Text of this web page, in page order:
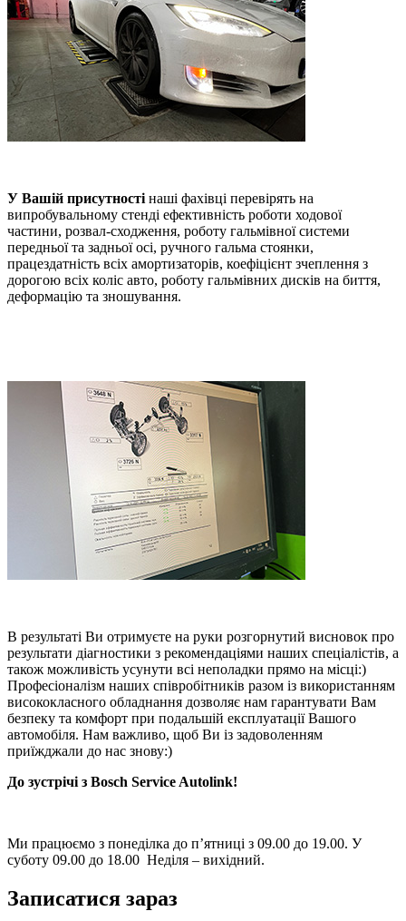
У Вашій присутності наші фахівці перевірять на
випробувальному стенді ефективність роботи ходової
частини, розвал-сходження, роботу гальмівної системи
передньої та задньої осі, ручного гальма стоянки,
працездатність всіх амортизаторів, коефіцієнт зчеплення з
дорогою всіх коліс авто, роботу гальмівних дисків на биття,
деформацію та зношування.
В результаті Ви отримуєте на руки розгорнутий висновок про
результати діагностики з рекомендаціями наших спеціалістів, а
також можливість усунути всі неполадки прямо на місці:)
Професіоналізм наших співробітників разом із використанням
висококласного обладнання дозволяє нам гарантувати Вам
безпеку та комфорт при подальшій експлуатації Вашого
автомобіля. Нам важливо, щоб Ви із задоволенням
приїжджали до нас знову:)
До зустрічі з Bosch Service Autolink!
Ми працюємо з понеділка до п’ятниці з 09.00 до 19.00. У
суботу 09.00 до 18.00 Неділя – вихідний.
Записатися зараз